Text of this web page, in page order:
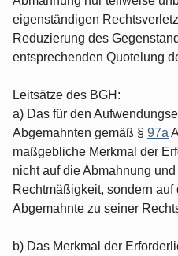
eigenständigen
Reduzierung des
entsprechenden Quotelung
Leitsätze des BGH:
a) Das für den
Abgemahnten gemäß § 97a
maßgebliche Merkmal der
nicht auf die Abmahnung
Rechtmäßigkeit, sondern
Abgemahnte zu seiner
b) Das Merkmal der